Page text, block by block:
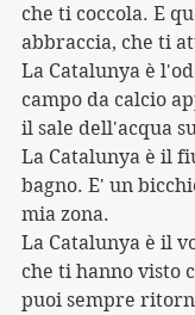
che ti coccola. E
abbraccia, che ti
La Catalunya è
campo da calcio
il sale dell'acqua
La Catalunya è il
bagno. E' un
mia zona.
La Catalunya è il
che ti hanno visto
puoi sempre